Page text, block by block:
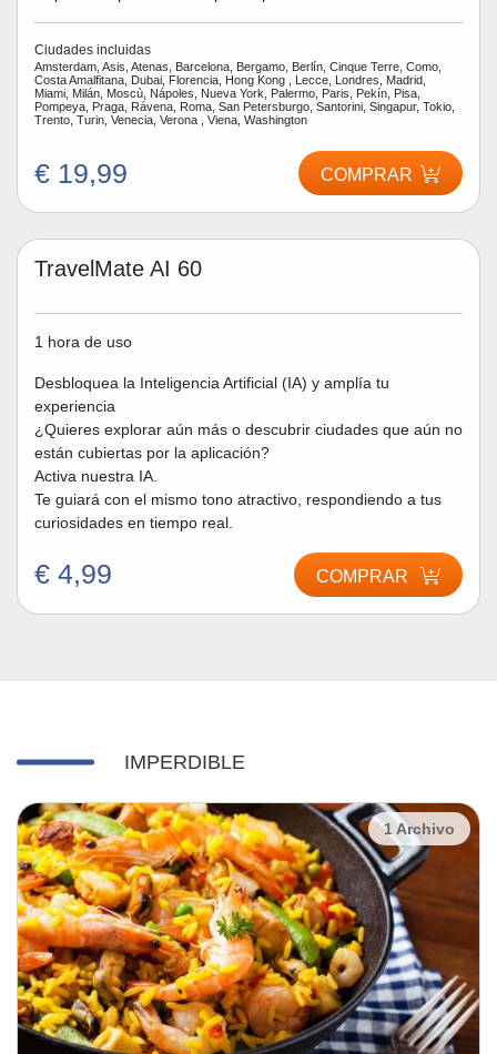
Ciudades incluidas
Amsterdam, Asis, Atenas, Barcelona, Bergamo, Berlín, Cinque Terre, Como,
Costa Amalfitana, Dubai, Florencia, Hong Kong , Lecce, Londres, Madrid,
Miami, Milán, Moscù, Nápoles, Nueva York, Palermo, Paris, Pekín, Pisa,
Pompeya, Praga, Rávena, Roma, San Petersburgo, Santorini, Singapur, Tokio,
Trento, Turin, Venecia, Verona , Viena, Washington
€ 19,99 COMPRAR
TravelMate AI 60
1 hora de uso
Desbloquea la Inteligencia Artificial (IA) y amplía tu
experiencia
¿Quieres explorar aún más o descubrir ciudades que aún no
están cubiertas por la aplicación?
Activa nuestra IA.
Te guiará con el mismo tono atractivo, respondiendo a tus
curiosidades en tiempo real.
€ 4,99 COMPRAR
IMPERDIBLE
1 Archivo